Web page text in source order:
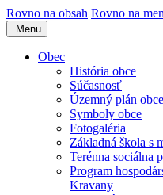
Rovno na obsah Rovno na
Menu
Obec
História obce
Súčasnosť
Územný plán
Symboly obce
Fotogaléria
Základná škola s
Terénna sociálna
Program
Kravany